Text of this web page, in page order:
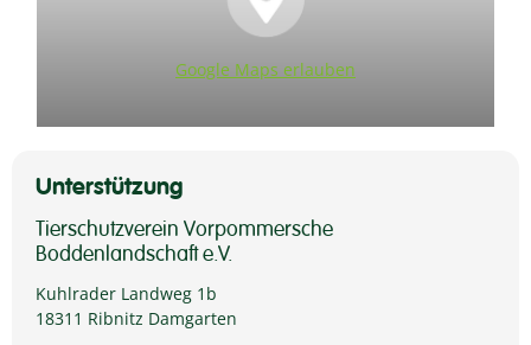
Google Maps erlauben
Unterstützung
Tierschutzverein Vorpommersche
Boddenlandschaft e.V.
Kuhlrader Landweg 1b
18311 Ribnitz Damgarten